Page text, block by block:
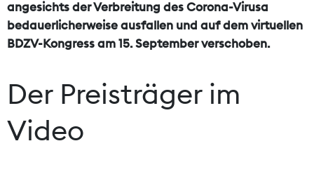
angesichts der Verbreitung des Corona-Virusa
bedauerlicherweise ausfallen und auf dem virtuellen
BDZV-Kongress am 15. September verschoben.
Der Preisträger im
Video